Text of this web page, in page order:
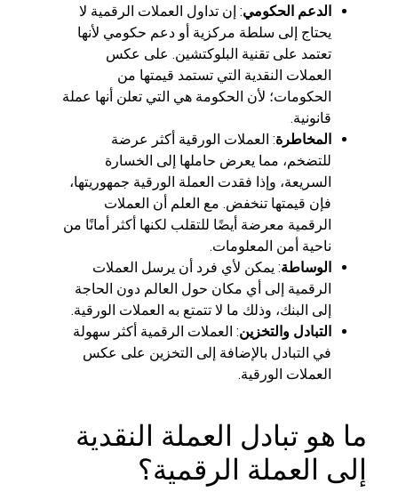
الدعم الحكومي: إن تداول العملات الرقمية لا
يحتاج إلى سلطة مركزية أو دعم حكومي لأنها
تعتمد على تقنية البلوكتشين. على عكس
العملات النقدية التي تستمد قيمتها من
الحكومات؛ لأن الحكومة هي التي تعلن أنها عملة
قانونية.
المخاطرة: العملات الورقية أكثر عرضة
للتضخم، مما يعرض حاملها إلى الخسارة
السريعة، وإذا فقدت العملة الورقية جمهوريتها،
فإن قيمتها تنخفض. مع العلم أن العملات
الرقمية معرضة أيضًا للتقلب لكنها أكثر أمانًا من
ناحية أمن المعلومات.
الوساطة: يمكن لأي فرد أن يرسل العملات
الرقمية إلى أي مكان حول العالم دون الحاجة
إلى البنك، وذلك ما لا تتمتع به العملات الورقية.
التبادل والتخزين: العملات الرقمية أكثر سهولة
في التبادل بالإضافة إلى التخزين على عكس
العملات الورقية.
ما هو تبادل العملة النقدية
إلى العملة الرقمية؟